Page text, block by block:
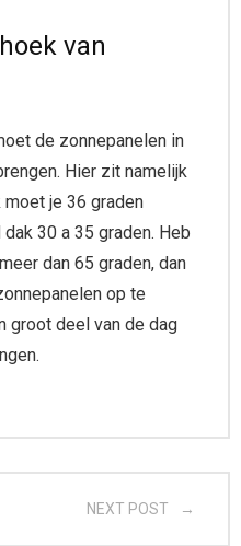
van
de zonnepanelen in
Hier zit namelijk
je 36 graden
30 a 35 graden. Heb
dan 65 graden, dan
op te
groot deel van de dag
NEXT POST